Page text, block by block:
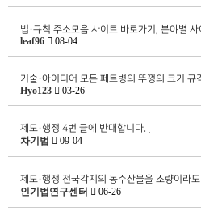
법·규칙 주소모음 사이트 바로가기, 분야별
leaf96 08-04
기술·아이디어 모든 페트병의 뚜껑의 크기
Hyo123 03-26
제도·행정 4번 글에 반대합니다.
차기법 09-04
제도·행정 전국각지의 농수산물을 소량이라
인기법연구센터 06-26